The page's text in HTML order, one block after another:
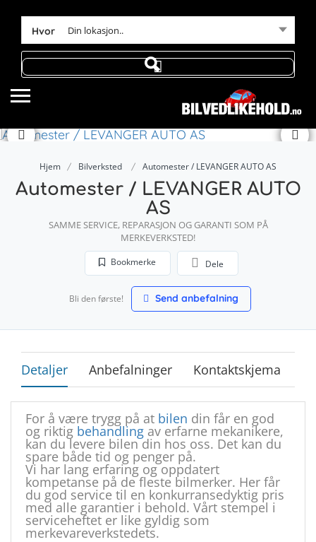
Hvor Din lokasjon..
Hjem Bilverksted Automester / LEVANGER AUTO AS
Automester / LEVANGER AUTO
AS
SAMME SERVICE, REPARASJON OG GARANTI SOM PÅ
MERKEVERKSTED!
Bookmerke Dele
Bli den første! Send anbefalning
Detaljer Anbefalninger Kontaktskjema
For å være trygg på at bilen din får en god
og riktig behandling av erfarne mekanikere,
kan du levere bilen din hos oss. Det kan du
spare både tid og penger på.
Vi har lang erfaring og oppdatert
kompetanse på de fleste bilmerker. Her får
du god service til en konkurransedyktig pris
med alle garantier i behold. Vårt stempel i
serviceheftet er like gyldig som
merkevareverkstedets.